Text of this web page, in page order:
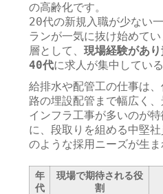
の高齢化です。
20代の新規入職が少ない
ランが一気に抜け始めて
層として、現場経験があ
40代に求人が集中してい
給排水や配管工の仕事は
路の埋設配管まで幅広く
インフラ工事が多いのが
に、段取りを組める中堅
のような採用ニーズが生ま
年
代
現場で期待される役
割